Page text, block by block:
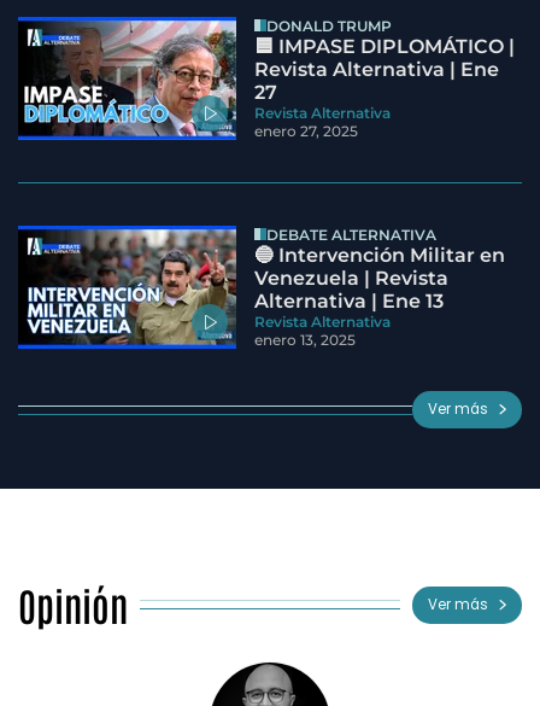
DONALD TRUMP
🟦 IMPASE DIPLOMÁTICO |
Revista Alternativa | Ene
27
Revista Alternativa
enero 27, 2025
DEBATE ALTERNATIVA
🔵 Intervención Militar en
Venezuela | Revista
Alternativa | Ene 13
Revista Alternativa
enero 13, 2025
Ver más
Opinión Ver más